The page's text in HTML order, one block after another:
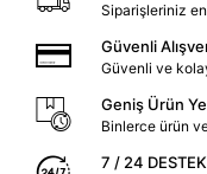
Siparişleriniz
Güvenli
Güvenli ve
Geniş Ürün
Binlerce ürün
7 / 24 DESTEK